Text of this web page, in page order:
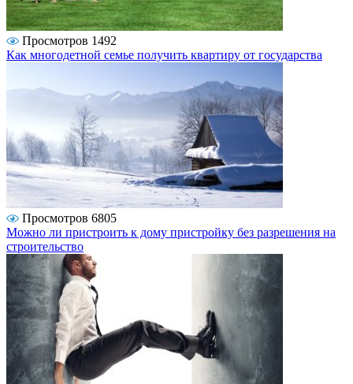
Просмотров 1492
Как многодетной семье получить квартиру от государства
Просмотров 6805
Можно ли пристроить к дому пристройку без разрешения на
строительство